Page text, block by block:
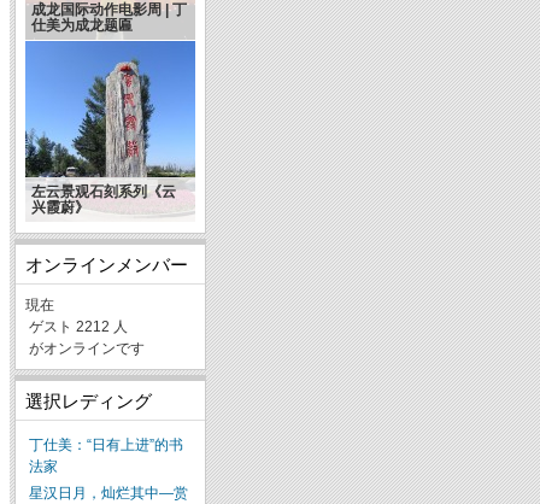
成龙国际动作电影周 | 丁
仕美为成龙题匾
左云景观石刻系列《云
兴霞蔚》
オンラインメンバー
現在
ゲスト 2212 人
がオンラインです
選択レディング
丁仕美：“日有上进”的书
法家
星汉日月，灿烂其中—赏